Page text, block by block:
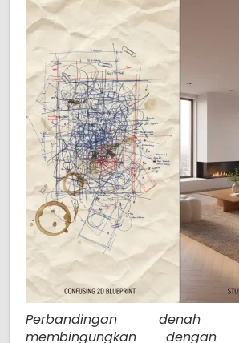
Perbandingan
membingungkan